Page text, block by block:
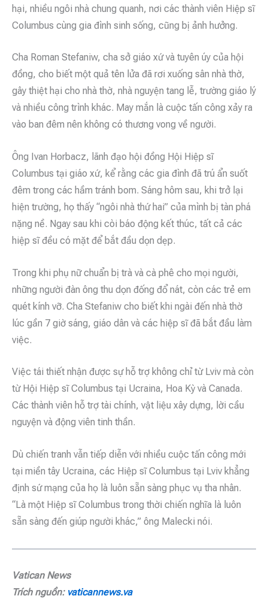
hại, nhiều ngôi nhà chung quanh, nơi các thành viên Hiệp sĩ
Columbus cùng gia đình sinh sống, cũng bị ảnh hưởng.
Cha Roman Stefaniw, cha sở giáo xứ và tuyên úy của hội
đồng, cho biết một quả tên lửa đã rơi xuống sân nhà thờ,
gây thiệt hại cho nhà thờ, nhà nguyện tang lễ, trường giáo lý
và nhiều công trình khác. May mắn là cuộc tấn công xảy ra
vào ban đêm nên không có thương vong về người.
Ông Ivan Horbacz, lãnh đạo hội đồng Hội Hiệp sĩ
Columbus tại giáo xứ, kể rằng các gia đình đã trú ẩn suốt
đêm trong các hầm tránh bom. Sáng hôm sau, khi trở lại
hiện trường, họ thấy “ngôi nhà thứ hai” của mình bị tàn phá
nặng nề. Ngay sau khi còi báo động kết thúc, tất cả các
hiệp sĩ đều có mặt để bắt đầu dọn dẹp.
Trong khi phụ nữ chuẩn bị trà và cà phê cho mọi người,
những người đàn ông thu dọn đống đổ nát, còn các trẻ em
quét kính vỡ. Cha Stefaniw cho biết khi ngài đến nhà thờ
lúc gần 7 giờ sáng, giáo dân và các hiệp sĩ đã bắt đầu làm
việc.
Việc tái thiết nhận được sự hỗ trợ không chỉ từ Lviv mà còn
từ Hội Hiệp sĩ Columbus tại Ucraina, Hoa Kỳ và Canada.
Các thành viên hỗ trợ tài chính, vật liệu xây dựng, lời cầu
nguyện và động viên tinh thần.
Dù chiến tranh vẫn tiếp diễn với nhiều cuộc tấn công mới
tại miền tây Ucraina, các Hiệp sĩ Columbus tại Lviv khẳng
định sứ mạng của họ là luôn sẵn sàng phục vụ tha nhân.
“Là một Hiệp sĩ Columbus trong thời chiến nghĩa là luôn
sẵn sàng đến giúp người khác,” ông Malecki nói.
Vatican News
Trích nguồn: vaticannews.va